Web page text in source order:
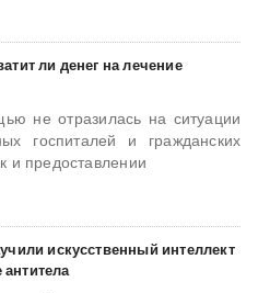
ли денег на лечение
не отразилась на ситуации
госпиталей и гражданских
и предоставлении
искусственный интеллект